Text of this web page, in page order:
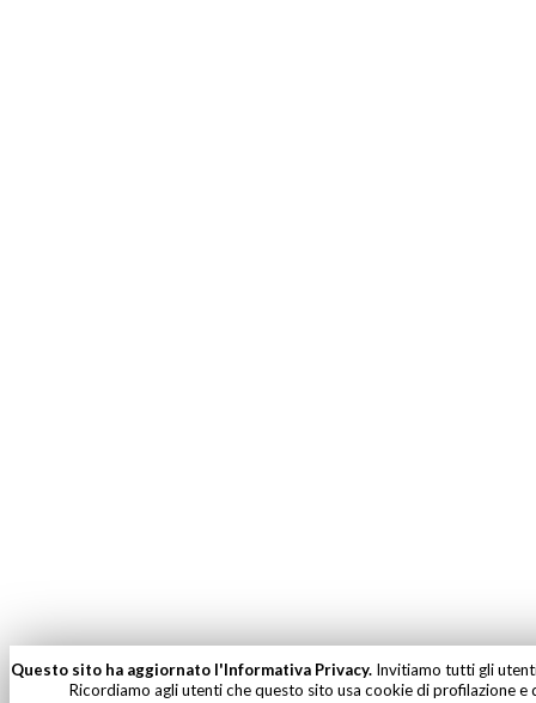
Questo sito ha aggiornato l'Informativa Privacy.Invitiamo tutti gli
Ricordiamo agli utenti che questo sito usa cookie di profilazione e